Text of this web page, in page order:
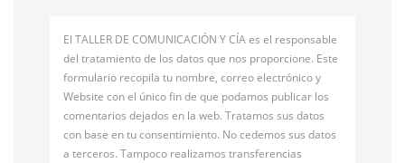
El TALLER DE COMUNICACIÓN Y CÍA es el responsable
del tratamiento de los datos que nos proporcione. Este
formulario recopila tu nombre, correo electrónico y
Website con el único fin de que podamos publicar los
comentarios dejados en la web. Tratamos sus datos
con base en tu consentimiento. No cedemos sus datos
a terceros. Tampoco realizamos transferencias